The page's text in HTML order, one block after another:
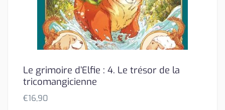
Le grimoire d’Elfie : 4. Le trésor de la
tricomangicienne
€16,90